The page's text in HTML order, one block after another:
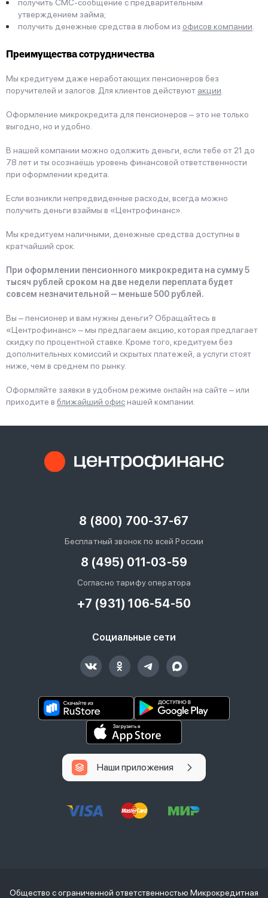
получить СМС-сообщение с предварительным
утверждением займа;
получить денежные средства в любом из офисов компании
Преимущества сотрудничества
Мы кредитуем даже неработающих пенсионеров без
поручителей и залогов. Для клиентов действуют акции
Оформление микрокредита для пенсионеров ‒ это не только
выгодно, но и удобно.
В нашей компании можно одолжить деньги, если тебе от 21 до
78 лет и ты осознаёшь уровень финансовой ответственности
при оформлении кредита.
Если возникли непредвиденные расходы, всегда можно
получить деньги взаймы в «Центрофинанс».
Мы кредитуем наличными, денежные средства доступны в
кратчайший срок.
При оформлении пенсионного микрокредита на сумму 5
тысяч рублей сроком на две недели переплата будет
совсем незначительной ‒ меньше 500 рублей.
Вы ‒ пенсионер и вам нужны деньги? Обращайтесь в
«Центрофинанс» ‒ мы предлагаем акцию, которая предлагает
скидку по процентной ставке. Кроме того, кредитуем без
дополнительных комиссий и скрытых платежей, а услуги стоят
ниже, чем в среднем по рынку.
Оформляйте заявки в удобном режиме онлайн на сайте ‒ или
приходите в ближайший офиснашей компании.
8 (800) 700-37-67
Бесплатный звонок по всей России
8 (495) 011-03-59
Согласно тарифу оператора
+7 (931) 106-54-50
Социальные сети
Наши приложения
Общество с ограниченной ответственностью Микрокредитная